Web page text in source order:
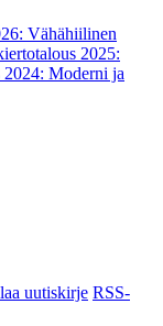
Vähähiilinen
2025:
Moderni ja
uutiskirje RSS-